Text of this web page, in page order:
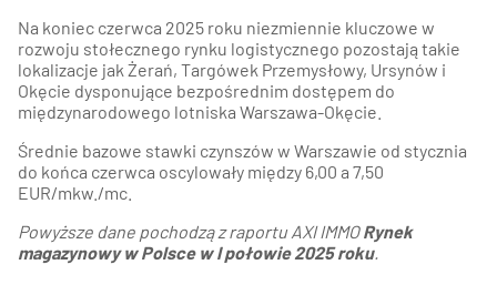
Na koniec czerwca 2025 roku niezmiennie kluczowe w
rozwoju stołecznego rynku logistycznego pozostają takie
lokalizacje jak Żerań, Targówek Przemysłowy, Ursynów i
Okęcie dysponujące bezpośrednim dostępem do
międzynarodowego lotniska Warszawa-Okęcie.
Średnie bazowe stawki czynszów w Warszawie od stycznia
do końca czerwca oscylowały między 6,00 a 7,50
EUR/mkw./mc.
Powyższe dane pochodzą z raportu AXI IMMORynek
magazynowy w Polsce w I połowie 2025 roku.